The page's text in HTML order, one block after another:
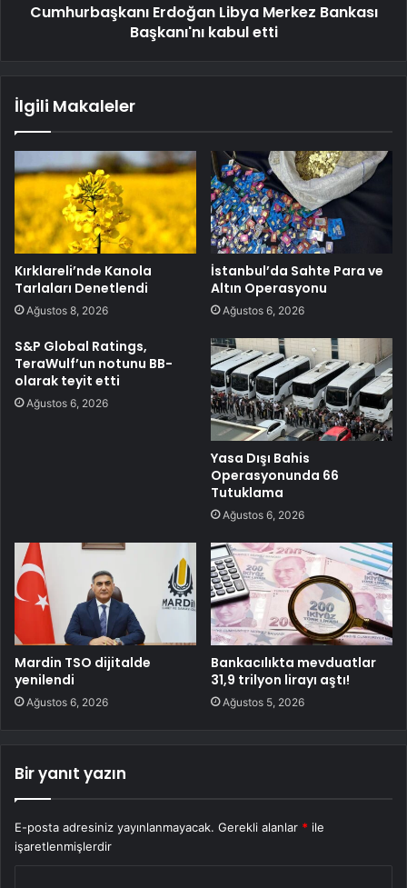
Cumhurbaşkanı Erdoğan Libya Merkez Bankası
Başkanı'nı kabul etti
İlgili Makaleler
Kırklareli’nde Kanola
Tarlaları Denetlendi
Ağustos 8, 2026
İstanbul’da Sahte Para ve
Altın Operasyonu
Ağustos 6, 2026
S&P Global Ratings,
TeraWulf’un notunu BB-
olarak teyit etti
Ağustos 6, 2026
Yasa Dışı Bahis
Operasyonunda 66
Tutuklama
Ağustos 6, 2026
Mardin TSO dijitalde
yenilendi
Ağustos 6, 2026
Bankacılıkta mevduatlar
31,9 trilyon lirayı aştı!
Ağustos 5, 2026
Bir yanıt yazın
E-posta adresiniz yayınlanmayacak. Gerekli alanlar * ile
işaretlenmişlerdir